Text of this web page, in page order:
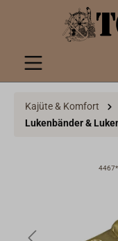
springen
Kajüte & Komfort
Lukenbänder &